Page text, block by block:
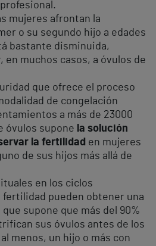
mujeres afrontan la
o su segundo hijo a edades
bastante disminuida,
muchos casos, a óvulos de
que ofrece el proceso
de congelación
a más de 23000
óvulos supone la solución
la fertilidad en mujeres
de sus hijos más allá de
en los ciclos
fertilidad pueden obtener una
que supone que más del 90%
sus óvulos antes de los
menos, un hijo o más con